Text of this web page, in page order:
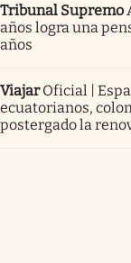
Tribunal Supremo
años logra una
años
Viajar Oficial |
ecuatorianos,
postergado la